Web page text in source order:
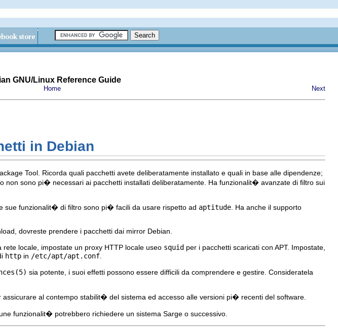
GNU/Linux Reference Guide
Home Next
in Debian
Tool. Ricorda quali pacchetti avete deliberatamente installato e quali in base alle dipendenze;
non sono pi� necessari ai pacchetti installati deliberatamente. Ha funzionalit� avanzate di filtro sui
sue funzionalit� di filtro sono pi� facili da usare rispetto ad aptitude . Ha anche il supporto
dovreste prendere i pacchetti dai mirror Debian.
locale, impostate un proxy HTTP locale useo squid per i pacchetti scaricati con APT. Impostate,
http in /etc/apt/apt.conf
sia potente, i suoi effetti possono essere difficili da comprendere e gestire. Consideratela
al contempo stabilit� del sistema ed accesso alle versioni pi� recenti del software.
funzionalit� potrebbero richiedere un sistema Sarge o successivo.